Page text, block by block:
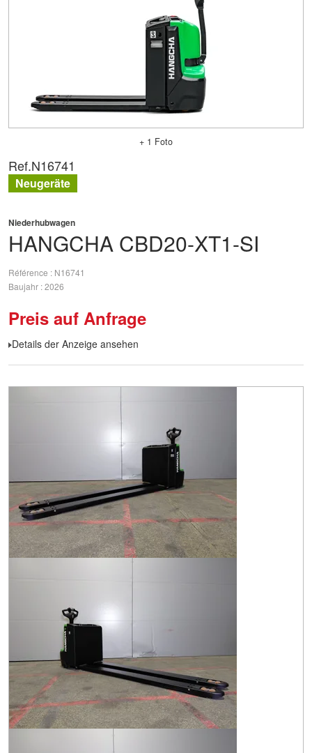
+ 1 Foto
HANGCHA CBD20-XT1-SI
Niederhubwagen
Référence
N16741
Baujahr 2026
Preis auf Anfrage
Details der Anzeige ansehen
Ref.N16741
Neugeräte